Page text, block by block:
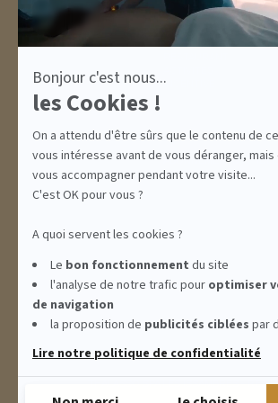
Bonjour c'est nous...
les Cookies !
On a attendu d'être sûrs que le contenu de
vous intéresse avant de vous déranger, mais
vous accompagner pendant votre visite...
C'est OK pour vous ?
A quoi servent les cookies ?
Le bon fonctionnement du site
l'analyse de notre trafic pour optimiser
de navigation
la proposition de publicités ciblées par
Lire notre politique de confidentialité
DESTINATION
GOLFE DE ST TROPEZ
HÉBERGEMENTS
INCENTIVE
ABONNEMENTS
INFORMATIONS
THALASSO SPA LES ISSAMBRES -